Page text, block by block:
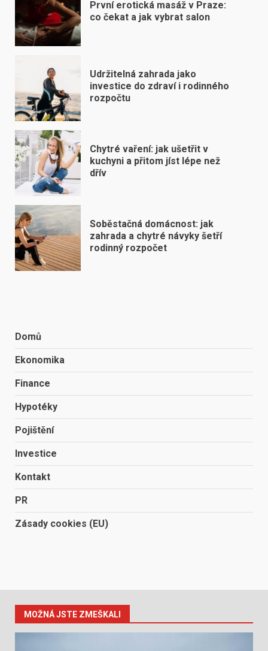
První erotická masáž v Praze:
co čekat a jak vybrat salon
Udržitelná zahrada jako
investice do zdraví i rodinného
rozpočtu
Chytré vaření: jak ušetřit v
kuchyni a přitom jíst lépe než
dřív
Soběstačná domácnost: jak
zahrada a chytré návyky šetří
rodinný rozpočet
Domů
Ekonomika
Finance
Hypotéky
Pojištění
Investice
Kontakt
PR
Zásady cookies (EU)
MOŽNÁ JSTE ZMEŠKALI